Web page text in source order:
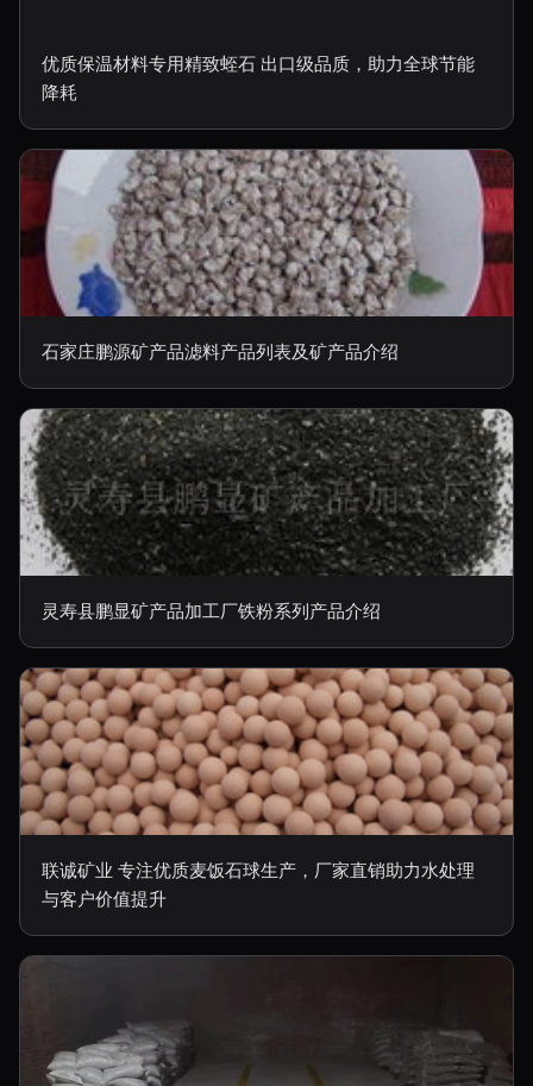
优质保温材料专用精致蛭石 出口级品质，助力全球节能
降耗
石家庄鹏源矿产品滤料产品列表及矿产品介绍
灵寿县鹏显矿产品加工厂铁粉系列产品介绍
联诚矿业 专注优质麦饭石球生产，厂家直销助力水处理
与客户价值提升